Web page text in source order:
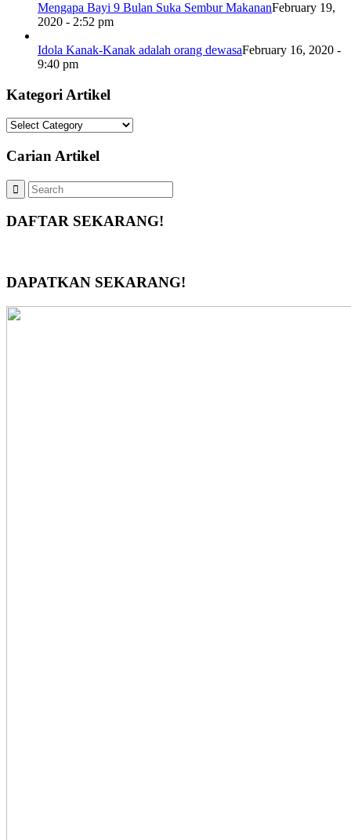
Mengapa Bayi 9 Bulan Suka Sembur MakananFebruary 19,
2020 - 2:52 pm
Idola Kanak-Kanak adalah orang dewasaFebruary 16, 2020 -
9:40 pm
Kategori Artikel
Kategori
Carian Artikel
DAFTAR SEKARANG!
DAPATKAN SEKARANG!